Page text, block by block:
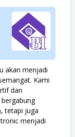
akan menjadi
Kami
dan
tetapi juga
menjadi